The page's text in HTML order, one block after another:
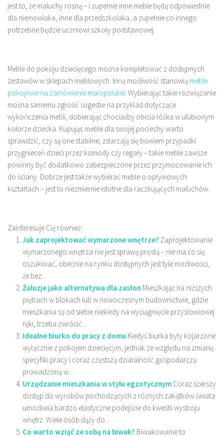
jest to, że maluchy rosną – i zupełnie inne meble będą odpowiednie
dla niemowlaka, inne dla przedszkolaka, a zupełnie co innego
potrzebne będzie uczniowi szkoły podstawowej.
Meble do pokoju dziecięcego można kompletować z dostępnych
zestawów w sklepach meblowych. Inną możliwość stanowią meble
pokojowe na zamówienie małopolskie . Wybierając takie rozwiązanie
można samemu zgłosić sugestie na przykład dotyczące
wykończenia mebli, dobierając chociażby obicia łóżka w ulubionym
kolorze dziecka. Kupując meble dla swojej pociechy warto
sprawdzić, czy są one stabilne, zdarzają się bowiem przypadki
przygnieceń dzieci przez komody czy regały – takie meble zawsze
powinny być dodatkowo zabezpieczone przez przymocowanie ich
do ściany. Dobrze jest także wybierać meble o opływowych
kształtach – jest to niezmiernie istotne dla raczkujących maluchów.
Zainteresuje Cię również:
Jak zaprojektować wymarzone wnętrze? Zaprojektowanie
wymarzonego wnętrza nie jest sprawą prostą – nie ma co się
oszukiwać, obecnie na rynku dostępnych jest tyle możliwości,
że bez...
Żaluzje jako alternatywa dla zasłon Mieszkając na niższych
piętrach w blokach lub w nowoczesnym budownictwie, gdzie
mieszkania są od siebie niekiedy na wyciągnięcie przysłowiowej
ręki, trzeba zwrócić...
Idealne biurko do pracy z domu Kiedyś biurka były kojarzone
wyłącznie z pokojem dziecięcym, jednak ze względu na zmianę
specyfiki pracy i coraz częstszą działalność gospodarczą
prowadzoną w...
Urządzanie mieszkania w stylu egzotycznym Coraz szerszy
dostęp do wyrobów pochodzących z różnych zakątków świata
umożliwia bardzo elastyczne podejście do kwestii wystroju
wnętrz. Wiele osób dąży do...
Co warto wziąć ze sobą na biwak? Biwakowanie to